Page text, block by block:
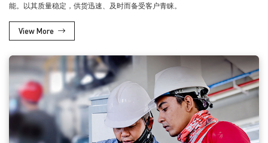
能。以其质量稳定，供货迅速、及时而备受客户青睐。
View More